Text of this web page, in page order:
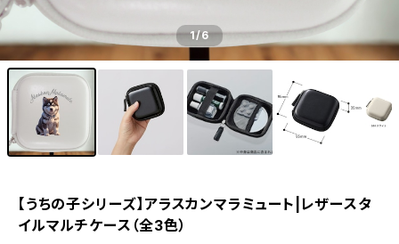
1/6
【うちの子シリーズ】アラスカンマラミュート|レザースタ
イルマルチケース（全3色）